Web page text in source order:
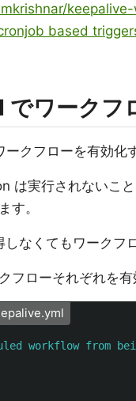
based
でワークフ
クフローを有効化
は実行されないこ
す。
なくてもワークフ
フローそれぞれを有
workflow from